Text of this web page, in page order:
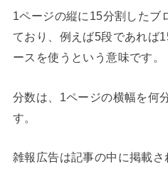
1ページの縦に15分割したブ
ており、例えば5段であれば
ースを使うという意味です。
分数は、1ページの横幅を何
す。
雑報広告は記事の中に掲載さ